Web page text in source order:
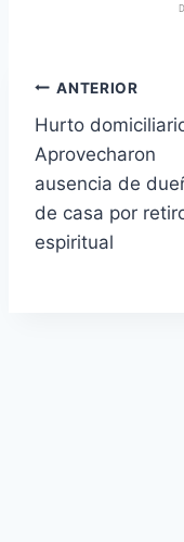
ANTERIOR
Hurto
Aprovecharon
ausencia de
de casa por
espiritual